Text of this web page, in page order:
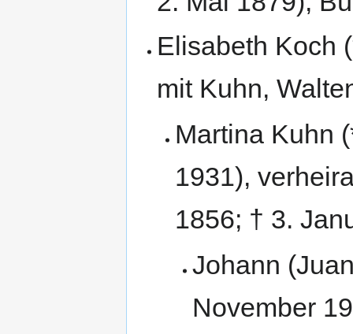
Elisabeth Koch
mit Kuhn,
Martina Kuhn
1931),
1856; † 3.
Johann
November